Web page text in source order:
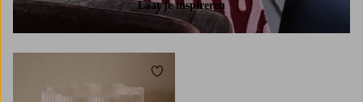
Laat je inspireren
Toevoegen aan favorieten